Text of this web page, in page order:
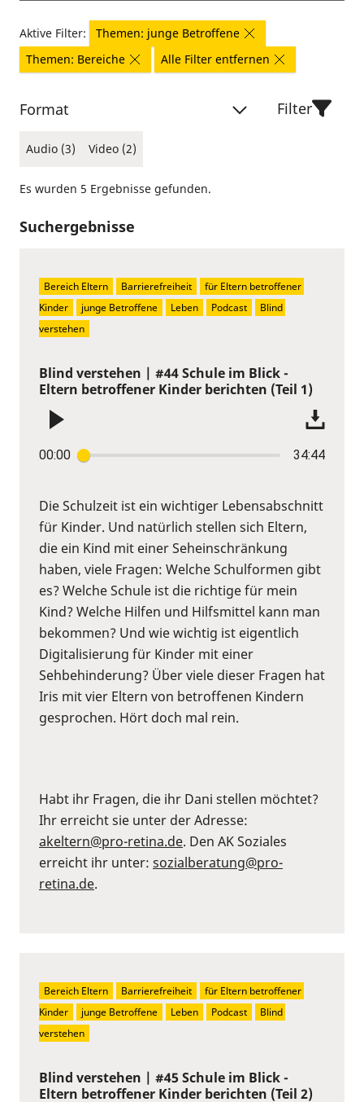
Aktive Filter:
Themen: junge Betroffene
Themen: Bereiche
Alle Filter entfernen
Format
Audio (3) Video (2)
Filter
Es wurden 5 Ergebnisse gefunden.
Suchergebnisse
Blind verstehen | #44 Schule im Blick -
Eltern betroffener Kinder berichten (Teil 1)
00:00 34:44
Die Schulzeit ist ein wichtiger Lebensabschnitt
für Kinder. Und natürlich stellen sich Eltern,
die ein Kind mit einer Seheinschränkung
haben, viele Fragen: Welche Schulformen gibt
es? Welche Schule ist die richtige für mein
Kind? Welche Hilfen und Hilfsmittel kann man
bekommen? Und wie wichtig ist eigentlich
Digitalisierung für Kinder mit einer
Sehbehinderung? Über viele dieser Fragen hat
Iris mit vier Eltern von betroffenen Kindern
gesprochen. Hört doch mal rein.
Habt ihr Fragen, die ihr Dani stellen möchtet?
Ihr erreicht sie unter der Adresse:
akeltern@pro-retina.de. Den AK Soziales
erreicht ihr unter: sozialberatung@pro-
retina.de.
Bereich Eltern Barrierefreiheit
für Eltern betroffener
Kinder
junge Betroffene Leben Podcast
Blind
verstehen
Blind verstehen | #45 Schule im Blick -
Eltern betroffener Kinder berichten (Teil 2)
Bereich Eltern Barrierefreiheit
für Eltern betroffener
Kinder
junge Betroffene Leben Podcast
Blind
verstehen